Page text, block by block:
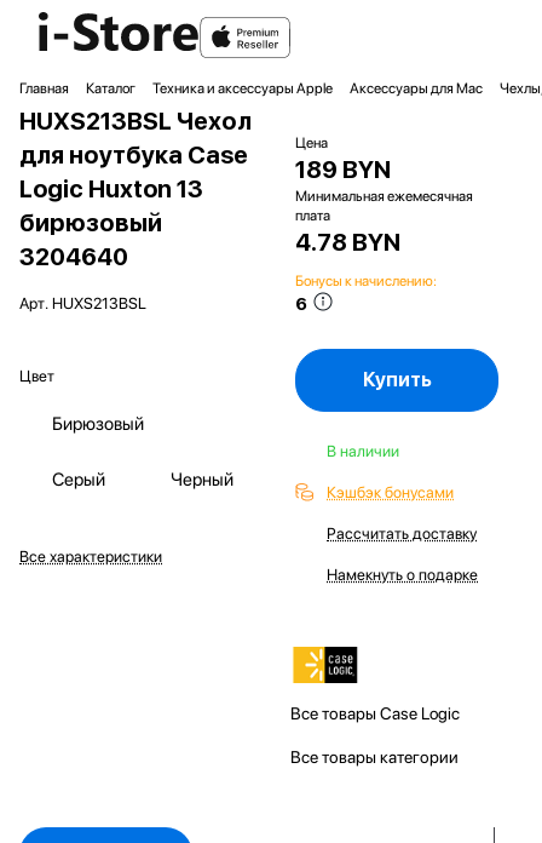
Главная Каталог Техника и аксессуары Apple Аксессуары для Mac
HUXS213BSL Чехол
для ноутбука Case
Logic Huxton 13
бирюзовый
3204640
Арт. HUXS213BSL
Цвет
Бирюзовый
Серый Черный
Все характеристики
Цена
189 BYN
Минимальная ежемесячная
плата
4.78 BYN
Бонусы к начислению:
6
Купить
В наличии
Кэшбэк бонусами
Рассчитать доставку
Намекнуть о подарке
Все товары Case Logic
Все товары категории